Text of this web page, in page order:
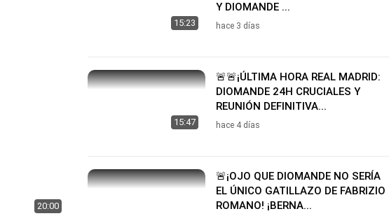
20:00
15:23
Y DIOMANDE ...
hace 3 días
15:47
🚨🚨¡ÚLTIMA HORA REAL MADRID:
DIOMANDE 24H CRUCIALES Y
REUNIÓN DEFINITIVA...
hace 4 días
🚨¡OJO QUE DIOMANDE NO SERÍA
EL ÚNICO GATILLAZO DE FABRIZIO
ROMANO! ¡BERNA...